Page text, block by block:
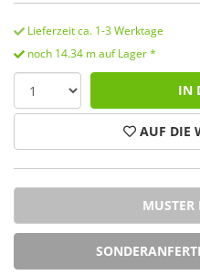
Lieferzeit ca. 1-3 Werktage
noch 14.34 m auf Lager *
IN
AUF DIE
MUSTER